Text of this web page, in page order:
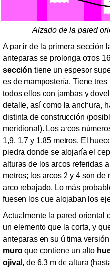
Alzado de la pared
A partir de la primera sección
anteparas se prolonga otros
sección tiene un espesor
es de mampostería. Tiene
todos ellos con jambas y
detalle, así como la anchura,
distinta de construcción
meridional). Los arcos
1,9, 1,7 y 1,85 metros. El
piedra donde se alojaría el
alturas de los arcos referidas
metros; los arcos 2 y 4 son de
arco rebajado. Lo más
fuesen los que alojaban los
Actualmente la pared oriental
un elemento que la corta, y
anteparas en su última
muro que contiene un alto
ojival , de 6,3 m de altura